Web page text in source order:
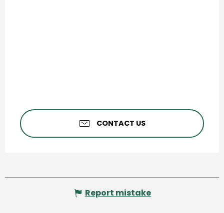
CONTACT US
Report mistake